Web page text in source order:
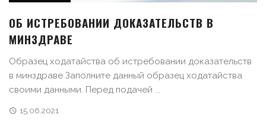
ОБ ИСТРЕБОВАНИИ ДОКАЗАТЕЛЬСТВ В
МИНЗДРАВЕ
Образец ходатайства об истребовании доказательств
в минздраве Заполните данный образец ходатайства
своими данными. Перед подачей ...
15.06.2021